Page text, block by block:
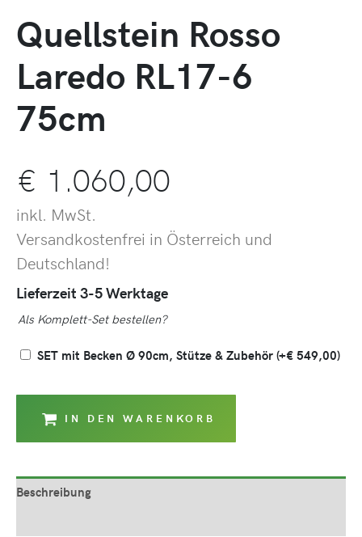
Quellstein Rosso
Laredo RL17-6
75cm
€ 1.060,00
inkl. MwSt.
Versandkostenfrei in Österreich und
Deutschland!
Lieferzeit 3-5 Werktage
Als Komplett-Set bestellen?
SET mit Becken Ø 90cm, Stütze & Zubehör (+€ 549,00)
IN DEN WARENKORB
Beschreibung